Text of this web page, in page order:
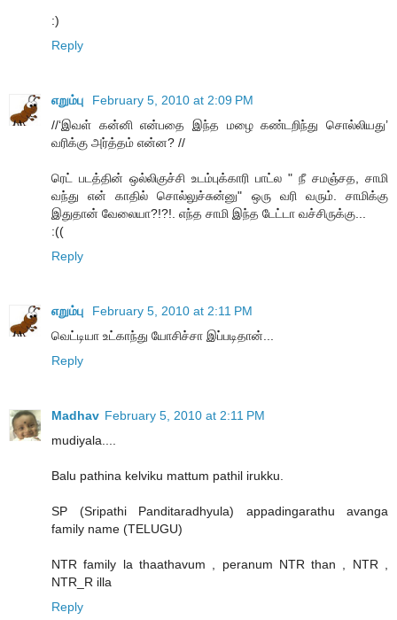
:)
Reply
எறும்பு
February 5, 2010 at 2:09 PM
//‘இவள் கன்னி என்பதை இந்த மழை கண்டறிந்து சொல்லியது’
வரிக்கு அர்த்தம் என்ன? //
ரெட் படத்தின் ஒல்லிகுச்சி உடம்புக்காரி பாட்ல " நீ சமஞ்சத, சாமி
வந்து என் காதில் சொல்லுச்சுன்னு" ஒரு வரி வரும். சாமிக்கு
இதுதான் வேலையா?!?!. எந்த சாமி இந்த டேட்டா வச்சிருக்கு...
:((
Reply
எறும்பு
February 5, 2010 at 2:11 PM
வெட்டியா உட்காந்து யோசிச்சா இப்படிதான்...
Reply
Madhav February 5, 2010 at 2:11 PM
mudiyala....
Balu pathina kelviku mattum pathil irukku.
SP (Sripathi Panditaradhyula) appadingarathu avanga
family name (TELUGU)
NTR family la thaathavum , peranum NTR than , NTR ,
NTR_R illa
Reply